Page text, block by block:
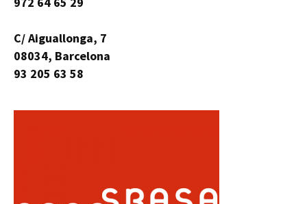
C/ Aiguallonga, 7
08034, Barcelona
93 205 63 58